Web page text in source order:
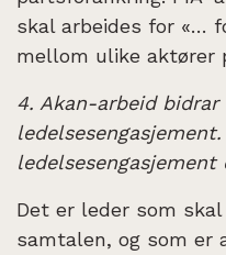
skal arbeides for «…
mellom ulike aktører
4. Akan-arbeid
Det er leder som
samtalen, og som er